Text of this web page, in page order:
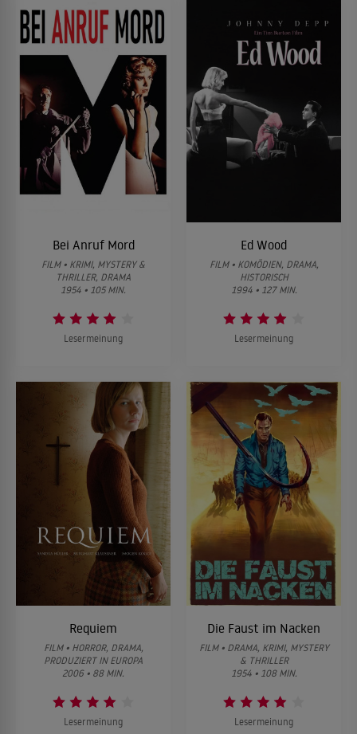
Bei Anruf Mord
FILM • KRIMI, MYSTERY &
THRILLER, DRAMA
1954 • 105 MIN.
Lesermeinung
Ed Wood
FILM • KOMÖDIEN, DRAMA,
HISTORISCH
1994 • 127 MIN.
Lesermeinung
Requiem
FILM • HORROR, DRAMA,
PRODUZIERT IN EUROPA
2006 • 88 MIN.
Lesermeinung
Die Faust im Nacken
FILM • DRAMA, KRIMI, MYSTERY
& THRILLER
1954 • 108 MIN.
Lesermeinung